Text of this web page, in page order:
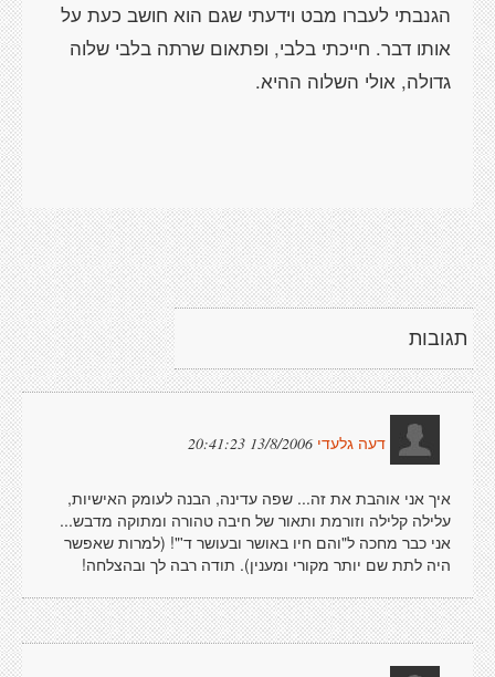
הגנבתי לעברו מבט וידעתי שגם הוא חושב כעת על
אותו דבר. חייכתי בלבי, ופתאום שרתה בלבי שלוה
גדולה, אולי השלוה ההיא.
תגובות
דעה גלעדי 13/8/2006 20:41:23
איך אני אוהבת את זה... שפה עדינה, הבנה לעומק האישיות,
עלילה קלילה וזורמת ותאור של חיבה טהורה ומתוקה מדבש...
אני כבר מחכה ל"והם חיו באושר ובעושר ד'"! (למרות שאפשר
היה לתת שם יותר מקורי ומענין). תודה רבה לך ובהצלחה!